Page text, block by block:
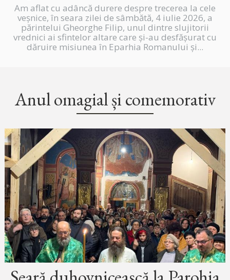
Am aflat cu adâncă durere despre trecerea la cele
veșnice, în seara zilei de sâmbătă, 4 iulie 2026, a
părintelui Gheorghe Filip, unul dintre slujitorii
vrednici ai sfintelor altare care și-au desfășurat cu
dăruire misiunea în Eparhia Romanului și...
Anul omagial și comemorativ